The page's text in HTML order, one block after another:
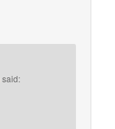
said: